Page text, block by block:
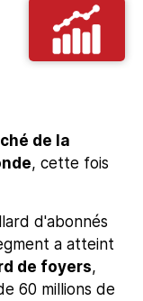
de la
, cette fois
d'abonnés
a atteint
de foyers,
60 millions de